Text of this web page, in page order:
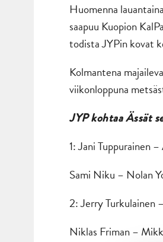
Huomenna
saapuu Kuopion
todista JYPin kovat
Kolmantena
viikonloppuna
JYP kohtaa Ässät
1: Jani Tuppurainen
Sami Niku – Nolan
2: Jerry Turkulainen
Niklas Friman –